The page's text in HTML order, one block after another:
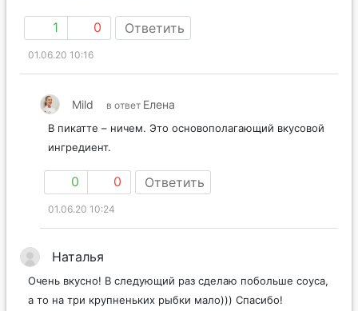
1 0 Ответить
01.06.20 10:16
Mild в ответ Елена
В пикатте – ничем. Это основополагающий вкусовой
ингредиент.
0 0 Ответить
01.06.20 10:24
Наталья
Очень вкусно! В следующий раз сделаю побольше соуса,
а то на три крупненьких рыбки мало))) Спасибо!